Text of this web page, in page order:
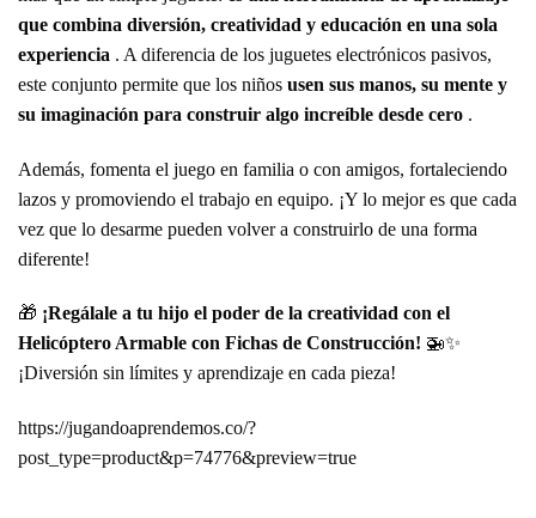
que combina diversión, creatividad y educación en una sola
experiencia . A diferencia de los juguetes electrónicos pasivos,
este conjunto permite que los niños usen sus manos, su mente y
su imaginación para construir algo increíble desde cero .
Además, fomenta el juego en familia o con amigos, fortaleciendo
lazos y promoviendo el trabajo en equipo. ¡Y lo mejor es que cada
vez que lo desarme pueden volver a construirlo de una forma
diferente!
🎁 ¡Regálale a tu hijo el poder de la creatividad con el
Helicóptero Armable con Fichas de Construcción! 🚁✨
¡Diversión sin límites y aprendizaje en cada pieza!
https://jugandoaprendemos.co/?
post_type=product&p=74776&preview=true